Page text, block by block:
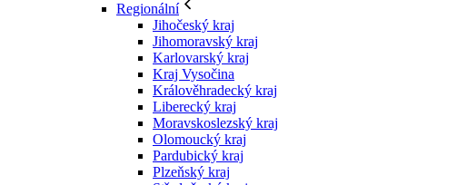
Regionální
Jihočeský kraj
Jihomoravský kraj
Karlovarský kraj
Kraj Vysočina
Králověhradecký kraj
Liberecký kraj
Moravskoslezský kraj
Olomoucký kraj
Pardubický kraj
Plzeňský kraj